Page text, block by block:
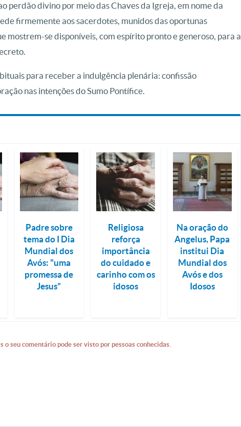
perdão divino por meio das Chaves da Igreja, em nome da
firmemente aos sacerdotes, munidos das oportunas
mostrem-se disponíveis, com espírito pronto e generoso, para a
para receber a indulgência plenária: confissão
nas intenções do Sumo Pontífice.
Padre sobre
tema do I Dia
Mundial dos
Avós: "uma
promessa de
Jesus”
Religiosa
reforça
importância
do cuidado e
carinho com os
idosos
Na oração do
Angelus, Papa
institui Dia
Mundial dos
Avós e dos
Idosos
seu comentário pode ser visto por pessoas conhecidas.